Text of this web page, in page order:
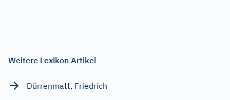
Weitere Lexikon Artikel
Dürrenmatt, Friedrich